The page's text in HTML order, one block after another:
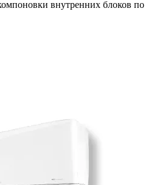
внутренних блоков по